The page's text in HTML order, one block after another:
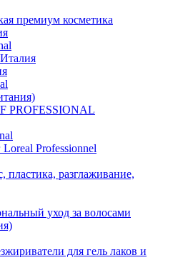
премиум косметика
PROFESSIONAL
Professionnel
пластика, разглаживание,
уход за волосами
для гель лаков и